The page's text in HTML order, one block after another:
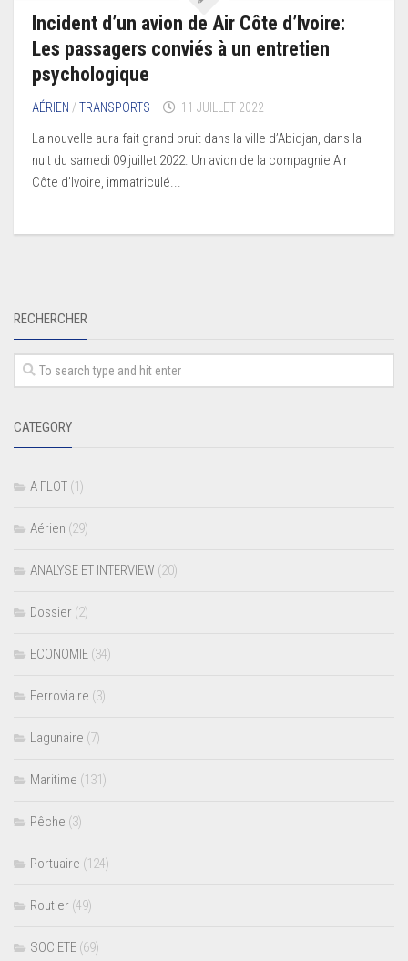
Incident d’un avion de Air Côte d’Ivoire:
Les passagers conviés à un entretien
psychologique
AÉRIEN /TRANSPORTS 11 JUILLET 2022
La nouvelle aura fait grand bruit dans la ville d’Abidjan, dans la
nuit du samedi 09 juillet 2022. Un avion de la compagnie Air
Côte d’Ivoire, immatriculé...
RECHERCHER
CATEGORY
A FLOT (1)
Aérien (29)
ANALYSE ET INTERVIEW (20)
Dossier (2)
ECONOMIE (34)
Ferroviaire (3)
Lagunaire (7)
Maritime (131)
Pêche (3)
Portuaire (124)
Routier (49)
SOCIETE (69)